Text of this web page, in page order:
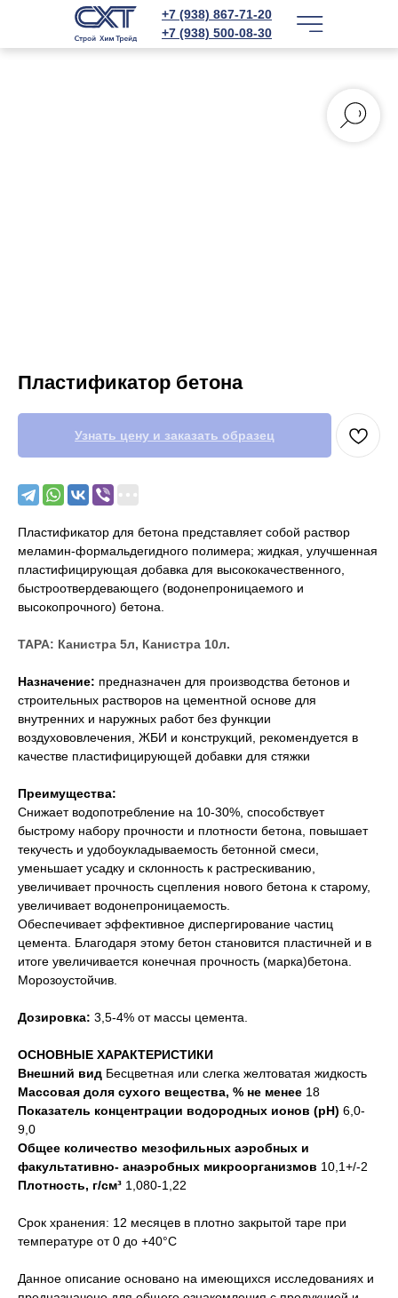
+7 (938) 867-71-20
+7 (938) 500-08-30
Пластификатор бетона
Узнать цену и заказать образец
Пластификатор для бетона представляет собой раствор
меламин-формальдегидного полимера; жидкая, улучшенная
пластифицирующая добавка для высококачественного,
быстроотвердевающего (водонепроницаемого и
высокопрочного) бетона.
ТАРА: Канистра 5л, Канистра 10л.
Назначение: предназначен для производства бетонов и
строительных растворов на цементной основе для
внутренних и наружных работ без функции
воздухововлечения, ЖБИ и конструкций, рекомендуется в
качестве пластифицирующей добавки для стяжки
Преимущества:
Снижает водопотребление на 10-30%, способствует
быстрому набору прочности и плотности бетона, повышает
текучесть и удобоукладываемость бетонной смеси,
уменьшает усадку и склонность к растрескиванию,
увеличивает прочность сцепления нового бетона к старому,
увеличивает водонепроницаемость.
Обеспечивает эффективное диспергирование частиц
цемента. Благодаря этому бетон становится пластичней и в
итоге увеличивается конечная прочность (марка)бетона.
Морозоустойчив.
Дозировка: 3,5-4% от массы цемента.
ОСНОВНЫЕ ХАРАКТЕРИСТИКИ
Внешний вид Бесцветная или слегка желтоватая жидкость
Массовая доля сухого вещества, % не менее 18
Показатель концентрации водородных ионов (рН) 6,0-
9,0
Общее количество мезофильных аэробных и
факультативно- анаэробных микроорганизмов 10,1+/-2
Плотность, г/см³ 1,080-1,22
Срок хранения: 12 месяцев в плотно закрытой таре при
температуре от 0 до +40°С
Данное описание основано на имеющихся исследованиях и